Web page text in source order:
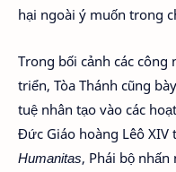
hại ngoài ý muốn trong
Trong bối cảnh các công
triển, Tòa Thánh cũng
tuệ nhân tạo vào các
Đức Giáo hoàng Lêô XIV
Humanitas, Phái bộ